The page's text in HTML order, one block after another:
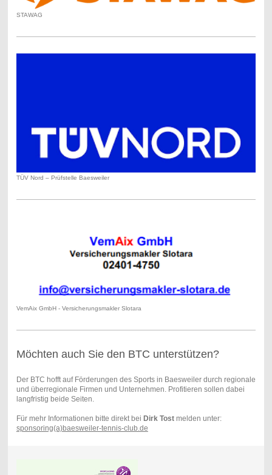
STAWAG
TÜV Nord – Prüfstelle Baesweiler
VemAix GmbH - Versicherungsmakler Slotara
Möchten auch Sie den BTC unterstützen?
Der BTC hofft auf Förderungen des Sports in Baesweiler durch regionale
und überregionale Firmen und Unternehmen. Profitieren sollen dabei
langfristig beide Seiten.
Für mehr Informationen bitte direkt bei Dirk Tostmelden unter:
sponsoring(a)baesweiler-tennis-club.de